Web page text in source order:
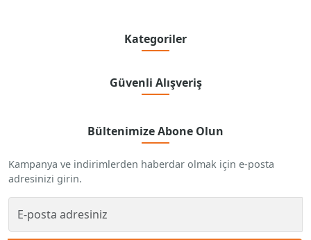
Kategoriler
Güvenli Alışveriş
Bültenimize Abone Olun
Kampanya ve indirimlerden haberdar olmak için e-posta
adresinizi girin.